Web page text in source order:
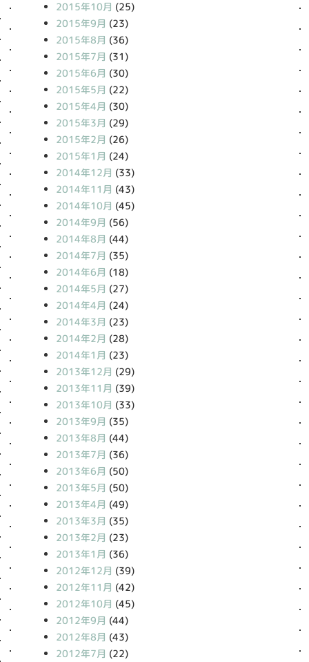
2015年10月 (25)
2015年9月 (23)
2015年8月 (36)
2015年7月 (31)
2015年6月 (30)
2015年5月 (22)
2015年4月 (30)
2015年3月 (29)
2015年2月 (26)
2015年1月 (24)
2014年12月 (33)
2014年11月 (43)
2014年10月 (45)
2014年9月 (56)
2014年8月 (44)
2014年7月 (35)
2014年6月 (18)
2014年5月 (27)
2014年4月 (24)
2014年3月 (23)
2014年2月 (28)
2014年1月 (23)
2013年12月 (29)
2013年11月 (39)
2013年10月 (33)
2013年9月 (35)
2013年8月 (44)
2013年7月 (36)
2013年6月 (50)
2013年5月 (50)
2013年4月 (49)
2013年3月 (35)
2013年2月 (23)
2013年1月 (36)
2012年12月 (39)
2012年11月 (42)
2012年10月 (45)
2012年9月 (44)
2012年8月 (43)
2012年7月 (22)